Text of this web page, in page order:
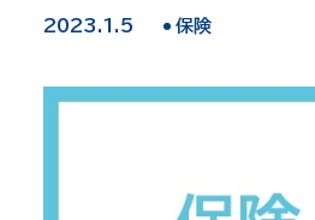
採用情報
2023.1.5 保険